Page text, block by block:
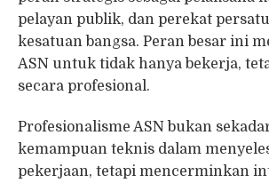
pelayan publik, dan perekat
kesatuan bangsa. Peran besar ini
ASN untuk tidak hanya bekerja,
secara profesional.
Profesionalisme ASN bukan
kemampuan teknis dalam
pekerjaan, tetapi mencerminkan